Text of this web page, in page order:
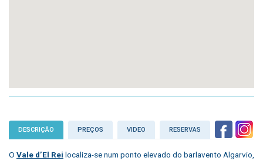
DESCRIÇÃO PREÇOS VIDEO RESERVAS
O Vale d’El Rei localiza-se num ponto elevado do barlavento Algarvio,